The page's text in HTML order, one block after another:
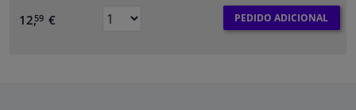
12,59 € PEDIDO ADICIONAL